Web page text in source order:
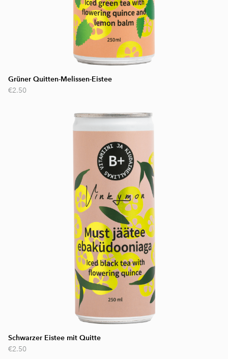
Grüner Quitten-Melissen-Eistee
€2.50
Schwarzer Eistee mit Quitte
€2.50